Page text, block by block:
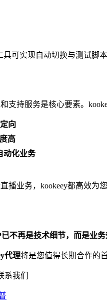
可实现自动切换与测试脚本
持服务是核心要素。
向
高
动化业务
业务，kookeey都高效为
不再是技术细节，而是业
代理将是您值得长期合作的
我们